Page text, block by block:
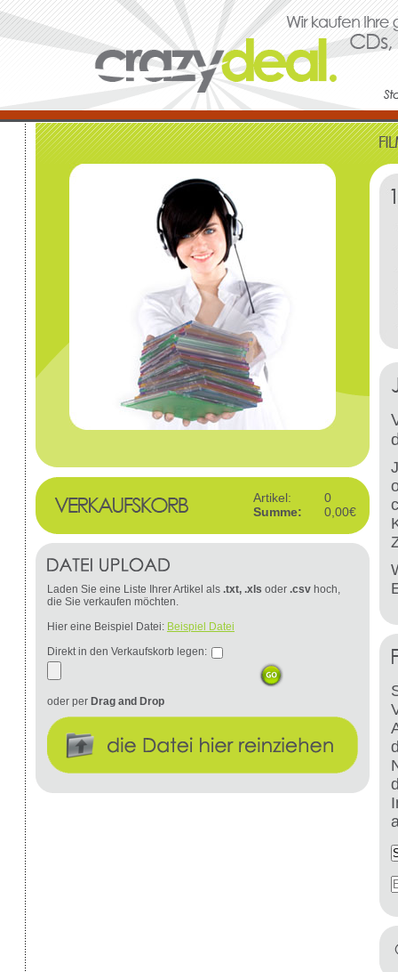
Artikel:
0
Summe:
0,00€
Laden Sie eine Liste Ihrer Artikel als .txt, .xls oder .csv hoch,
die Sie verkaufen möchten.
Hier eine Beispiel Datei: Beispiel Datei
Direkt in den Verkaufskorb legen:
oder per Drag and Drop